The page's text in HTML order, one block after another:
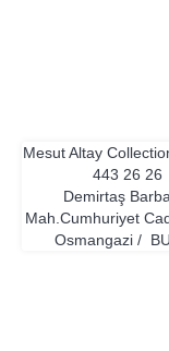
Mesut Altay
443 26 26
Demirtaş
Mah.Cumhuriyet
Osmangazi /